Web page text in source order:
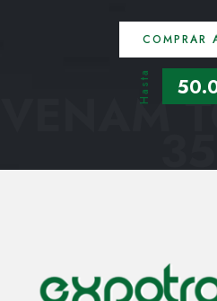
COMPRAR
Hasta
VENAM
35